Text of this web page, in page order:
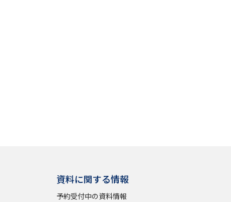
資料に関する情報
予約受付中の資料情報